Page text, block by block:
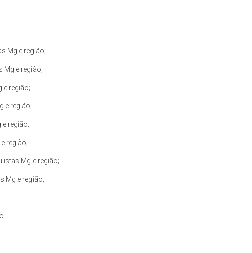
Mg e região;
Mg e região;
e região;
e região;
região;
região;
Mg e região;
Mg e região;